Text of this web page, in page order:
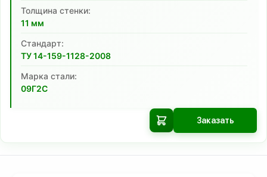
Толщина стенки:
11 мм
Cтандарт:
ТУ 14-159-1128-2008
Марка стали:
09Г2С
Заказать